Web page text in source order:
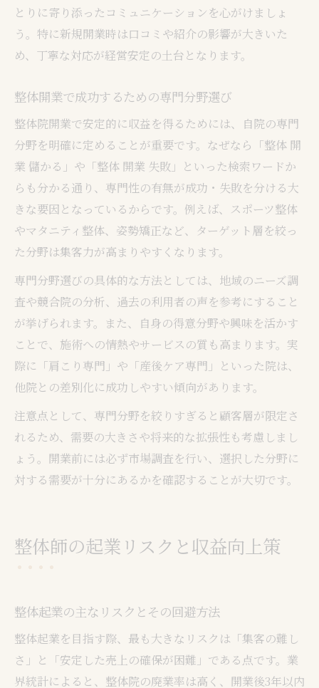
とりに寄り添ったコミュニケーションを心がけましょ
う。特に新規開業時は口コミや紹介の影響が大きいた
め、丁寧な対応が経営安定の土台となります。
整体開業で成功するための専門分野選び
整体院開業で安定的に収益を得るためには、自院の専門
分野を明確に定めることが重要です。なぜなら「整体 開
業 儲かる」や「整体 開業 失敗」といった検索ワードか
らも分かる通り、専門性の有無が成功・失敗を分ける大
きな要因となっているからです。例えば、スポーツ整体
やマタニティ整体、姿勢矯正など、ターゲット層を絞っ
た分野は集客力が高まりやすくなります。
専門分野選びの具体的な方法としては、地域のニーズ調
査や競合院の分析、過去の利用者の声を参考にすること
が挙げられます。また、自身の得意分野や興味を活かす
ことで、施術への情熱やサービスの質も高まります。実
際に「肩こり専門」や「産後ケア専門」といった院は、
他院との差別化に成功しやすい傾向があります。
注意点として、専門分野を絞りすぎると顧客層が限定さ
れるため、需要の大きさや将来的な拡張性も考慮しまし
ょう。開業前には必ず市場調査を行い、選択した分野に
対する需要が十分にあるかを確認することが大切です。
整体師の起業リスクと収益向上策
整体起業の主なリスクとその回避方法
整体起業を目指す際、最も大きなリスクは「集客の難し
さ」と「安定した売上の確保が困難」である点です。業
界統計によると、整体院の廃業率は高く、開業後3年以内